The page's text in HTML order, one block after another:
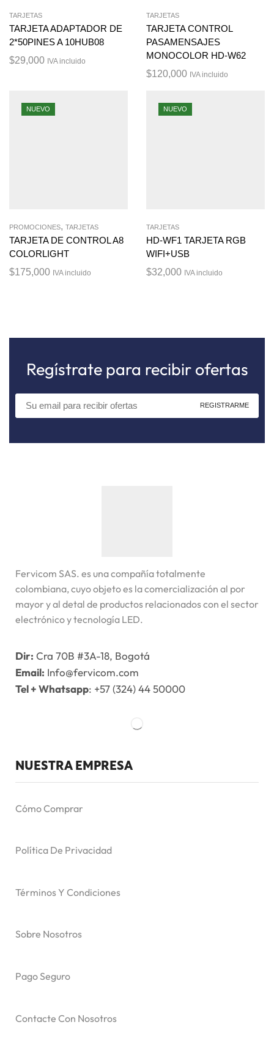
TARJETAS
TARJETA ADAPTADOR DE
2*50PINES A 10HUB08
$29,000 IVA incluido
TARJETAS
TARJETA CONTROL
PASAMENSAJES
MONOCOLOR HD-W62
$120,000 IVA incluido
NUEVO
PROMOCIONES, TARJETAS
TARJETA DE CONTROL A8
COLORLIGHT
$175,000 IVA incluido
NUEVO
TARJETAS
HD-WF1 TARJETA RGB
WIFI+USB
$32,000 IVA incluido
Regístrate para recibir ofertas
Fervicom SAS. es una compañía totalmente
colombiana, cuyo objeto es la comercialización al por
mayor y al detal de productos relacionados con el sector
electrónico y tecnología LED.
Dir: Cra 70B #3A-18, Bogotá
Email: Info@fervicom.com
Tel + Whatsapp: +57 (324) 44 50000
NUESTRA EMPRESA
Cómo Comprar
Política De Privacidad
Términos Y Condiciones
Sobre Nosotros
Pago Seguro
Contacte Con Nosotros